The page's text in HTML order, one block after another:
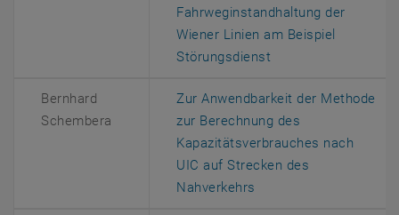
Fahrweginstandhaltung der
Wiener Linien am Beispiel
Störungsdienst
Bernhard
Schembera
Zur Anwendbarkeit der Methode
zur Berechnung des
Kapazitätsverbrauches nach
UIC auf Strecken des
Nahverkehrs